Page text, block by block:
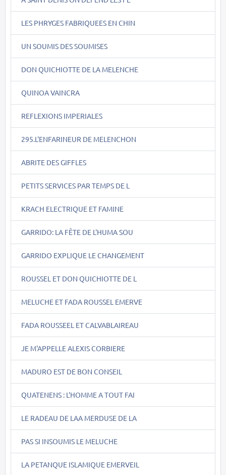
LES PHRYGES FABRIQUEES EN CHIN
UN SOUMIS DES SOUMISES
DON QUICHIOTTE DE LA MELENCHE
QUINOA VAINCRA
REFLEXIONS IMPERIALES
295.L'ENFARINEUR DE MELENCHON
ABRITE DES GIFFLES
PETITS SERVICES PAR TEMPS DE L
KRACH ELECTRIQUE ET FAMINE
GARRIDO: LA FÊTE DE L'HUMA SOU
GARRIDO EXPLIQUE LE CHANGEMENT
ROUSSEL ET DON QUICHIOTTE DE L
MELUCHE ET FADA ROUSSEL EMERVE
FADA ROUSSEEL ET CALVABLAIREAU
JE M'APPELLE ALEXIS CORBIERE
MADURO EST DE BON CONSEIL
QUATENENS : L'HOMME A TOUT FAI
LE RADEAU DE LAA MERDUSE DE LA
PAS SI INSOUMIS LE MELUCHE
LA PETANQUE ISLAMIQUE EMERVEIL